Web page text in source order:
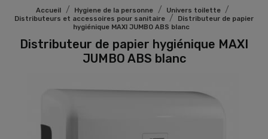
Accueil Hygiene de la personne
Univers toilette
Distributeurs et accessoires pour sanitaire
Distributeur de papier
hygiénique MAXI JUMBO ABS blanc
Distributeur de papier hygiénique MAXI
JUMBO ABS blanc